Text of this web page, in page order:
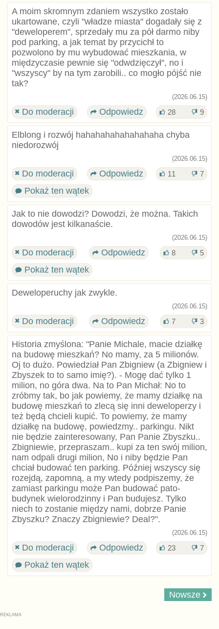
A moim skromnym zdaniem wszystko zostało
ukartowane, czyli "władze miasta" dogadały się z
"deweloperem", sprzedały mu za pół darmo niby
pod parking, a jak temat by przycichł to
pozwolono by mu wybudować mieszkania, w
międzyczasie pewnie się "odwdzięczył", no i
"wszyscy" by na tym zarobili.. co mogło pójść nie
tak?
(2026.06.15)
Do moderacji Odpowiedz 28 9
Elblong i rozwój hahahahahahahahaha chyba
niedorozwój
(2026.06.15)
Do moderacji Odpowiedz 11 7
Pokaż ten wątek
Jak to nie dowodzi? Dowodzi, że można. Takich
dowodów jest kilkanaście.
(2026.06.15)
Do moderacji Odpowiedz 8 5
Pokaż ten wątek
Deweloperuchy jak zwykle.
(2026.06.15)
Do moderacji Odpowiedz 7 3
Historia zmyślona: "Panie Michale, macie działkę
na budowę mieszkań? No mamy, za 5 milionów.
Oj to dużo. Powiedział Pan Zbigniew (a Zbigniew i
Zbyszek to to samo imię?). - Mogę dać tylko 1
milion, no góra dwa. Na to Pan Michał: No to
zróbmy tak, bo jak powiemy, że mamy działkę na
budowę mieszkań to zlecą się inni deweloperzy i
też będą chcieli kupić. To powiemy, że mamy
działkę na budowę, powiedzmy.. parkingu. Nikt
nie będzie zainteresowany, Pan Panie Zbyszku..
Zbigniewie, przepraszam.. kupi za ten swój milion,
nam odpali drugi milion, No i niby będzie Pan
chciał budować ten parking. Później wszyscy się
rozejdą, zapomną, a my wtedy podpiszemy, że
zamiast parkingu może Pan budować pato-
budynek wielorodzinny i Pan budujesz. Tylko
niech to zostanie między nami, dobrze Panie
Zbyszku? Znaczy Zbigniewie? Deal?".
(2026.06.15)
Do moderacji Odpowiedz 23 7
Pokaż ten wątek
Nowsze